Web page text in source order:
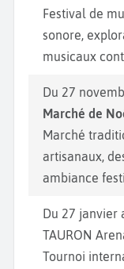
Festival de
sonore,
musicaux
Du 27
Marché de
Marché
artisanaux,
ambiance
Du 27 janvier
TAURON
Tournoi